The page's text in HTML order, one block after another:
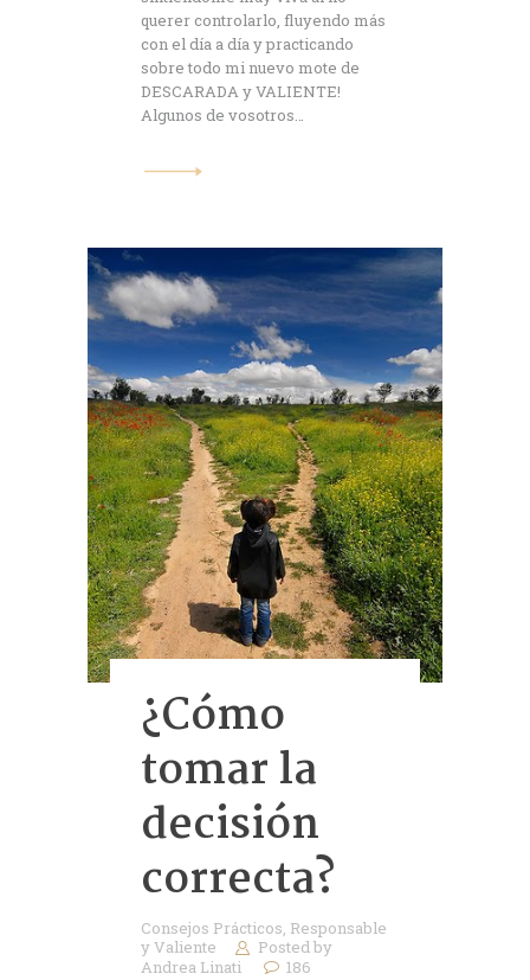
querer controlarlo, fluyendo más
con el día a día y practicando
sobre todo mi nuevo mote de
DESCARADA y VALIENTE!
Algunos de vosotros…
¿Cómo
tomar la
decisión
correcta?
Consejos Prácticos, Responsable
y Valiente
Posted by
Andrea Linati
186